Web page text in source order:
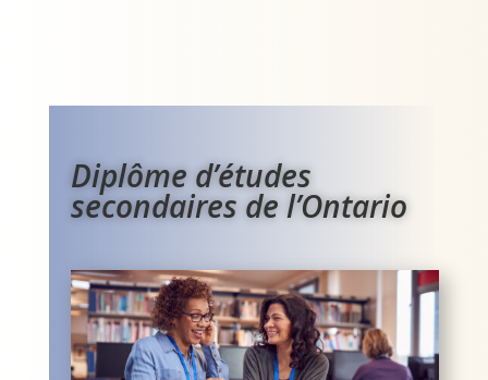
Diplôme d’études
secondaires de l’Ontario